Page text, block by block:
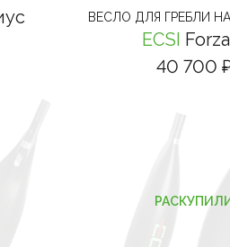
ВЕСЛО ДЛЯ ГРЕБЛИ
ECSI
40 700
РАСКУПИЛИ